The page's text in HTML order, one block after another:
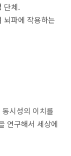
단체.
뇌파에 작용하는
시성의 이치를
연구해서 세상에